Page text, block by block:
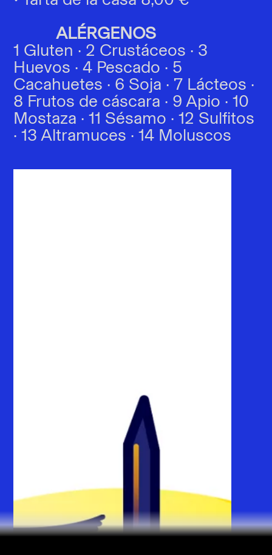
ALÉRGENOS
1 Gluten · 2 Crustáceos · 3
Huevos · 4 Pescado · 5
Cacahuetes · 6 Soja · 7 Lácteos ·
8 Frutos de cáscara · 9 Apio · 10
Mostaza · 11 Sésamo · 12 Sulfitos
· 13 Altramuces · 14 Moluscos